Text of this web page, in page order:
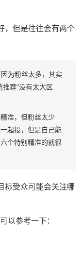
但是往往会有两个
为粉丝太多，其实
荐”没有太大区
准，但粉丝太少
起投，但是自己能
个特别精准的就很
受众可能会关注哪
参考一下：